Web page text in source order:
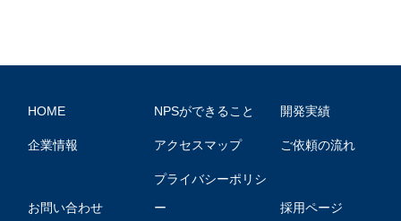
HOME NPSができること 開発実績
企業情報 アクセスマップ ご依頼の流れ
お問い合わせ
プライバシーポリシ
ー 採用ページ